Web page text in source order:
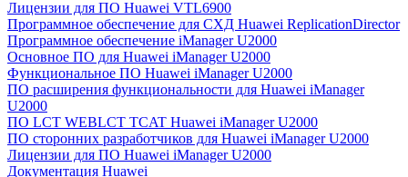
Лицензии для ПО Huawei VTL6900
Программное обеспечение для СХД Huawei ReplicationDirector
Программное обеспечение iManager U2000
Основное ПО для Huawei iManager U2000
Функциональное ПО Huawei iManager U2000
ПО расширения функциональности для Huawei iManager
U2000
ПО LCT WEBLCT TCAT Huawei iManager U2000
ПО сторонних разработчиков для Huawei iManager U2000
Лицензии для ПО Huawei iManager U2000
Документация Huawei